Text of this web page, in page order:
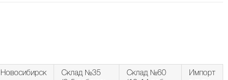
Новосибирск
Склад №35
Склад №60
Импорт